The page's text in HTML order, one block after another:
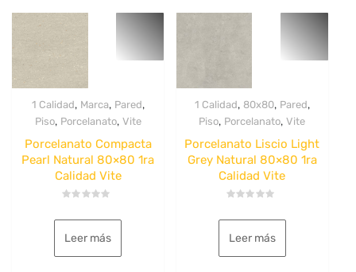
1 Calidad, Marca, Pared,
Piso, Porcelanato, Vite
Porcelanato Compacta
Pearl Natural 80×80 1ra
Calidad Vite
con
de
Leer más
1 Calidad, 80x80, Pared,
Piso, Porcelanato,Vite
Porcelanato Liscio Light
Grey Natural 80×80 1ra
Calidad Vite
con
de
Leer más